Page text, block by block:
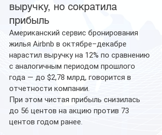
выручку, но сократила
прибыль
Американский сервис бронирования
жилья Airbnb в октябре–декабре
нарастил выручку на 12% по сравнению
с аналогичным периодом прошлого
года — до $2,78 млрд, говорится в
отчетности компании.
При этом чистая прибыль снизилась
до 56 центов на акцию против 73
центов годом ранее.